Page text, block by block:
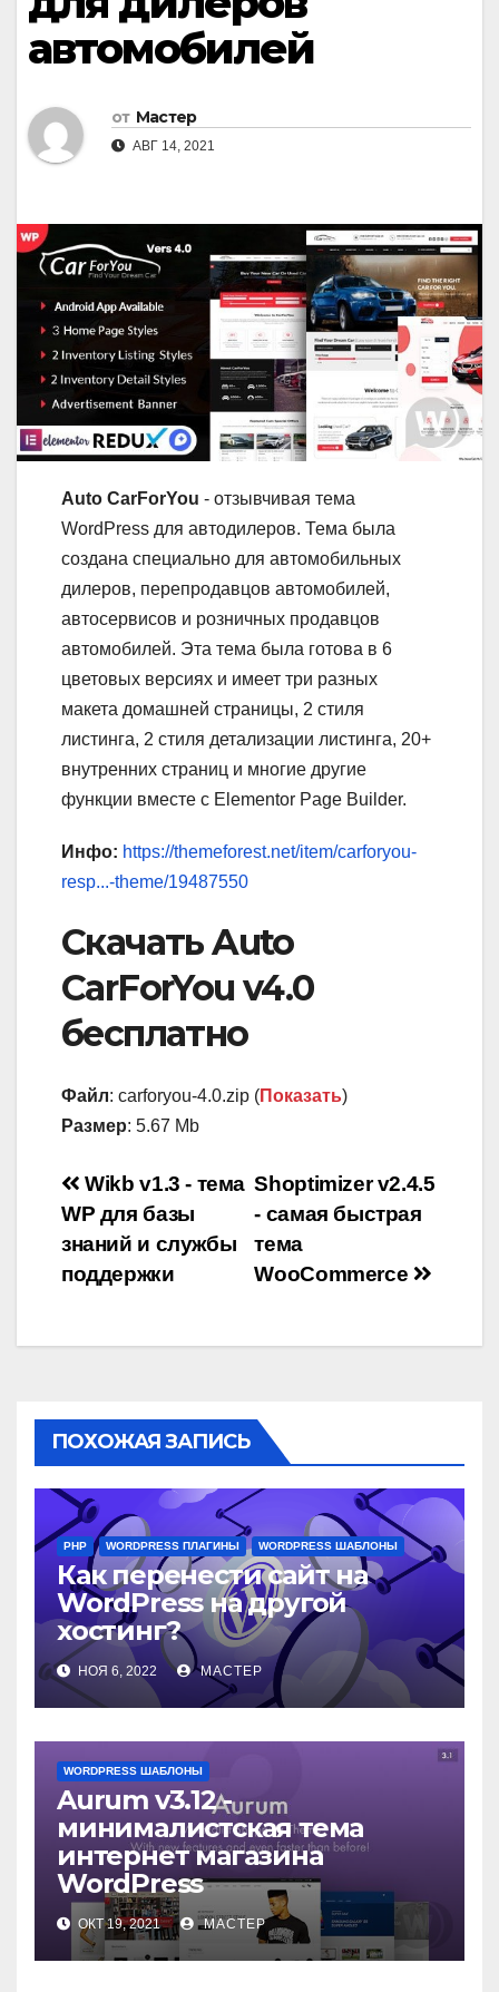
автомобилей
от Мастер
АВГ 14, 2021
Auto CarForYou - отзывчивая тема
WordPress для автодилеров. Тема была
создана специально для автомобильных
дилеров, перепродавцов автомобилей,
автосервисов и розничных продавцов
автомобилей. Эта тема была готова в 6
цветовых версиях и имеет три разных
макета домашней страницы, 2 стиля
листинга, 2 стиля детализации листинга, 20+
внутренних страниц и многие другие
функции вместе с Elementor Page Builder.
Инфо: https://themeforest.net/item/carforyou-
resp...-theme/19487550
Скачать Auto
CarForYou v4.0
бесплатно
Файл: carforyou-4.0.zip (Показать)
Размер: 5.67 Mb
Навигация
по
записям
Shoptimizer v2.4.5
- самая быстрая
тема
WooCommerce
Wikb v1.3 - тема
WP для базы
знаний и службы
поддержки
ПОХОЖАЯ ЗАПИСЬ
PHP WORDPRESS ПЛАГИНЫ WORDPRESS ШАБЛОНЫ
Как перенести сайт на
WordPress на другой
хостинг?
НОЯ 6, 2022 МАСТЕР
WORDPRESS ШАБЛОНЫ
Aurum v3.12 -
минималистская тема
интернет магазина
WordPress
ОКТ 19, 2021 МАСТЕР